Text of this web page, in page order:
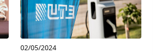
02/05/2024